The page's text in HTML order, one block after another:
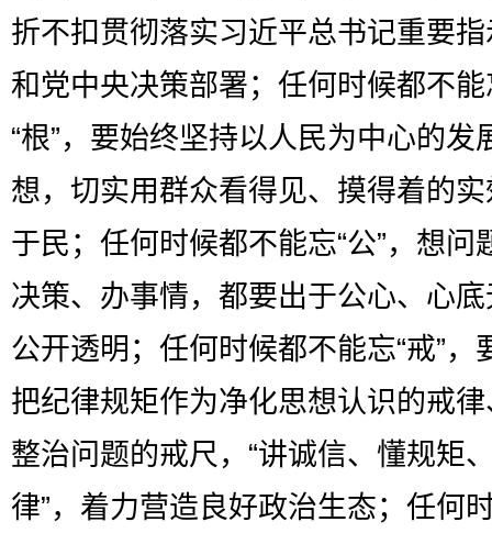
折不扣贯彻落实习近平总书记重要
和党中央决策部署；任何时候都不能
“根”，要始终坚持以人民为中心的发
想，切实用群众看得见、摸得着的
于民；任何时候都不能忘“公”，想问
决策、办事情，都要出于公心、心
公开透明；任何时候都不能忘“戒”，
把纪律规矩作为净化思想认识的戒
整治问题的戒尺，“讲诚信、懂规矩
律”，着力营造良好政治生态；任何